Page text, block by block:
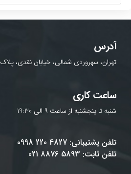
آدرس
تهران، سهروردی شمالی، خیابان نقدی، پلاک 36، طبقه 1
ساعت کاری
شنبه تا پنجشنبه از ساعت 9 الی 19:30
تلفن پشتیبانی: 4827 220 0998
تلفن ثابت: 5893 8876 021